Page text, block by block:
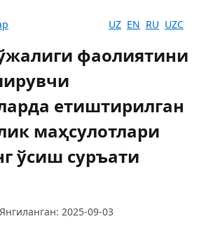
UZ EN RU UZC
фаолиятини
етиштирилган
маҳсулотлари
ўсиш суръати
2025-09-03